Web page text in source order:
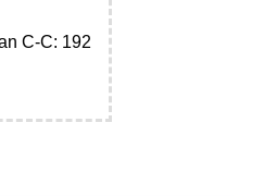
C-C: 192